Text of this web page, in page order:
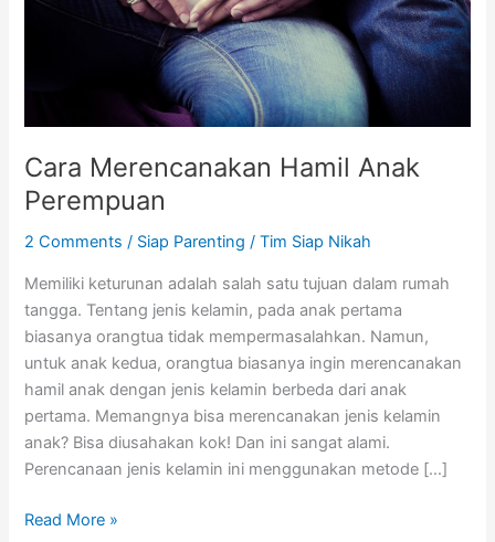
Cara Merencanakan Hamil Anak
Perempuan
2 Comments / Siap Parenting /Tim Siap Nikah
Memiliki keturunan adalah salah satu tujuan dalam rumah
tangga. Tentang jenis kelamin, pada anak pertama
biasanya orangtua tidak mempermasalahkan. Namun,
untuk anak kedua, orangtua biasanya ingin merencanakan
hamil anak dengan jenis kelamin berbeda dari anak
pertama. Memangnya bisa merencanakan jenis kelamin
anak? Bisa diusahakan kok! Dan ini sangat alami.
Perencanaan jenis kelamin ini menggunakan metode […]
Read More »